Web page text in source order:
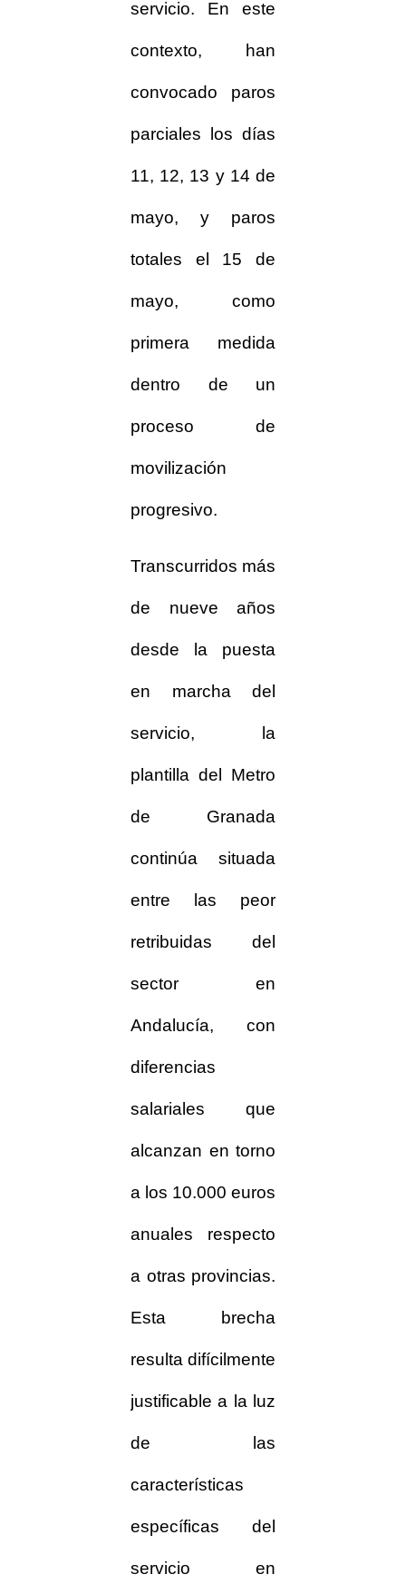
servicio. En este
contexto, han
convocado paros
parciales los días
11, 12, 13 y 14 de
mayo, y paros
totales el 15 de
mayo, como
primera medida
dentro de un
proceso de
movilización
progresivo.
Transcurridos más
de nueve años
desde la puesta
en marcha del
servicio, la
plantilla del Metro
de Granada
continúa situada
entre las peor
retribuidas del
sector en
Andalucía, con
diferencias
salariales que
alcanzan en torno
a los 10.000 euros
anuales respecto
a otras provincias.
Esta brecha
resulta difícilmente
justificable a la luz
de las
características
específicas del
servicio en